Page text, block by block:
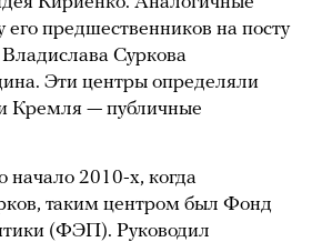
его предшественников на посту
Суркова
Эти центры определяли
Кремля — публичные
начало 2010-х, когда
таким центром был Фонд
(ФЭП). Руководил